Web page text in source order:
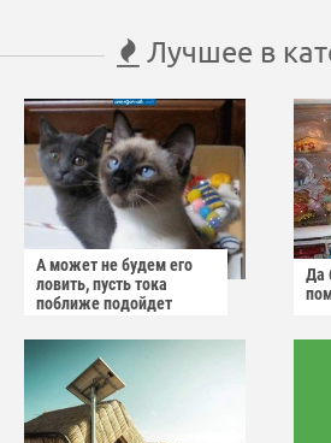
Лучшее в
А может не будем его
ловить, пусть тока
поближе подойдет
Да